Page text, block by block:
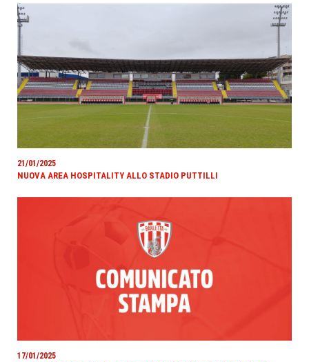
21/01/2025
NUOVA AREA HOSPITALITY ALLO STADIO PUTTILLI
17/01/2025